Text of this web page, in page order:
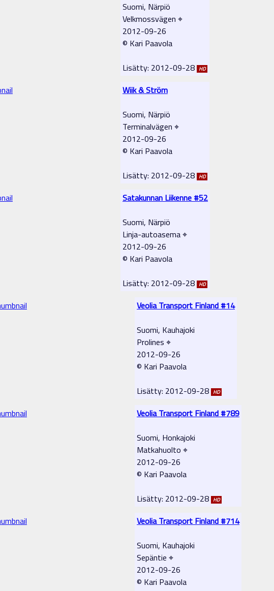
Suomi, Närpiö
Velkmossvägen ⌖
2012-09-26
© Kari Paavola
Lisätty: 2012-09-28 HD
Wiik & Ström
Suomi, Närpiö
Terminalvägen ⌖
2012-09-26
© Kari Paavola
Lisätty: 2012-09-28 HD
Satakunnan Liikenne #52
Suomi, Närpiö
Linja-autoasema ⌖
2012-09-26
© Kari Paavola
Lisätty: 2012-09-28 HD
Veolia Transport Finland #14
Suomi, Kauhajoki
Prolines ⌖
2012-09-26
© Kari Paavola
Lisätty: 2012-09-28 HD
Veolia Transport Finland #789
Suomi, Honkajoki
Matkahuolto ⌖
2012-09-26
© Kari Paavola
Lisätty: 2012-09-28 HD
Veolia Transport Finland #714
Suomi, Kauhajoki
Sepäntie ⌖
2012-09-26
© Kari Paavola